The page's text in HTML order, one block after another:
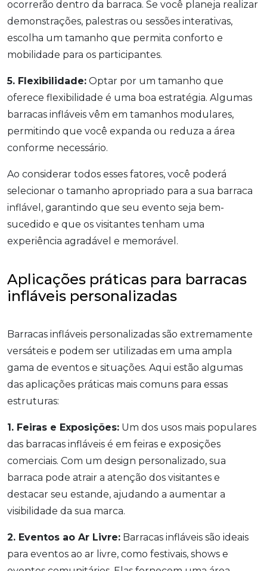
ocorrerão dentro da barraca. Se você planeja realizar
demonstrações, palestras ou sessões interativas,
escolha um tamanho que permita conforto e
mobilidade para os participantes.
5. Flexibilidade: Optar por um tamanho que
oferece flexibilidade é uma boa estratégia. Algumas
barracas infláveis vêm em tamanhos modulares,
permitindo que você expanda ou reduza a área
conforme necessário.
Ao considerar todos esses fatores, você poderá
selecionar o tamanho apropriado para a sua barraca
inflável, garantindo que seu evento seja bem-
sucedido e que os visitantes tenham uma
experiência agradável e memorável.
Aplicações práticas para barracas
infláveis personalizadas
Barracas infláveis personalizadas são extremamente
versáteis e podem ser utilizadas em uma ampla
gama de eventos e situações. Aqui estão algumas
das aplicações práticas mais comuns para essas
estruturas:
1. Feiras e Exposições: Um dos usos mais populares
das barracas infláveis é em feiras e exposições
comerciais. Com um design personalizado, sua
barraca pode atrair a atenção dos visitantes e
destacar seu estande, ajudando a aumentar a
visibilidade da sua marca.
2. Eventos ao Ar Livre: Barracas infláveis são ideais
para eventos ao ar livre, como festivais, shows e